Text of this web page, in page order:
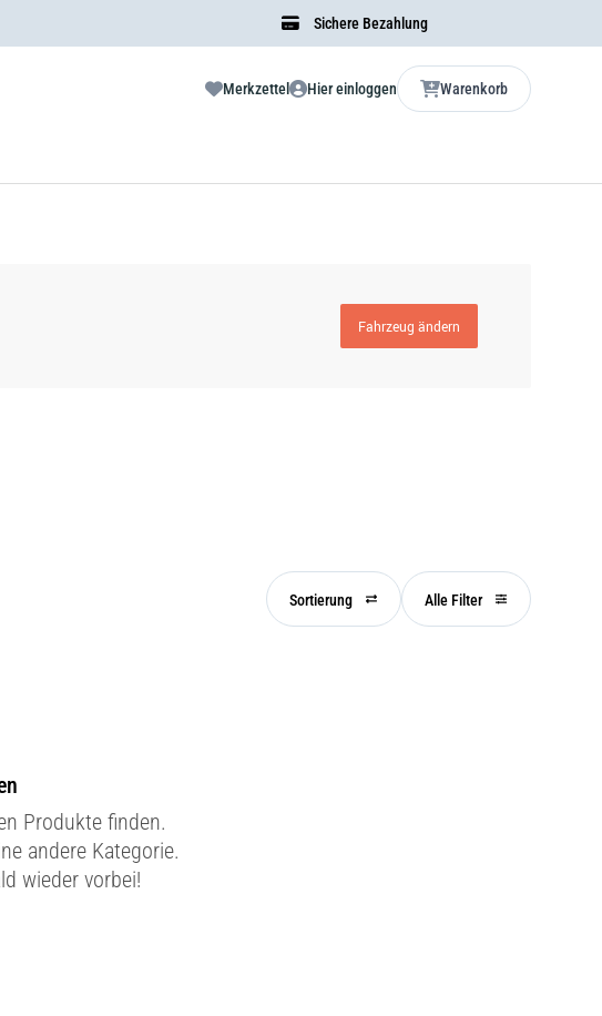
Sichere Bezahlung
Merkzettel Hier einloggen Warenkorb
Fahrzeug ändern
Sortierung Alle Filter
Produkte finden.
andere Kategorie.
wieder vorbei!